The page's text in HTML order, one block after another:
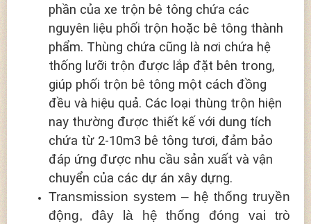
phần của xe trộn bê tông chứa các
nguyên liệu phối trộn hoặc bê tông thành
phẩm. Thùng chứa cũng là nơi chứa hệ
thống lưỡi trộn được lắp đặt bên trong,
giúp phối trộn bê tông một cách đồng
đều và hiệu quả. Các loại thùng trộn hiện
nay thường được thiết kế với dung tích
chứa từ 2-10m3 bê tông tươi, đảm bảo
đáp ứng được nhu cầu sản xuất và vận
chuyển của các dự án xây dựng.
Transmission system – hệ thống truyền
động, đây là hệ thống đóng vai trò